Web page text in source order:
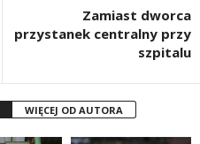
Zamiast dworca
przystanek centralny przy
szpitalu
WIĘCEJ OD AUTORA